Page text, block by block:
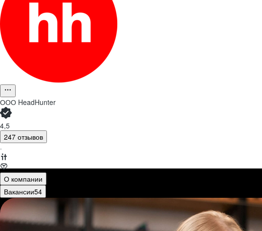
ООО HeadHunter
4,5
247 отзывов
·
О компании
Вакансии54